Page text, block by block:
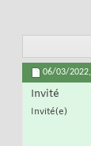
06/03/2022,
Invité
Invité(e)